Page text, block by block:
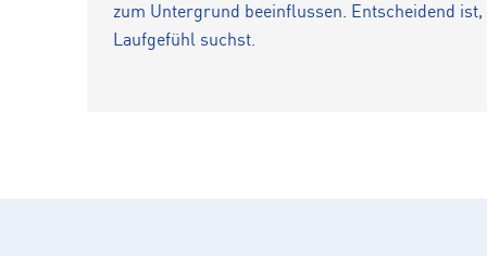
zum Untergrund beeinflussen. Entscheidend
Laufgefühl suchst.